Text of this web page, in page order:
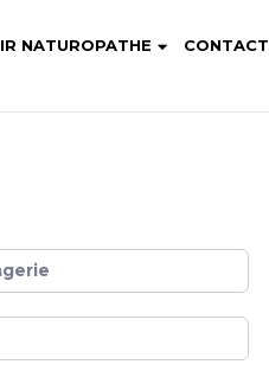
NATUROPATHE CONTACT